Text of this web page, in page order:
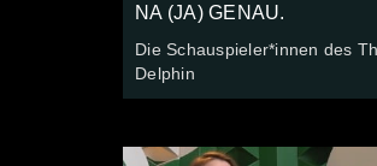
NA (JA) GENAU.
Die Schauspieler*innen des
Delphin